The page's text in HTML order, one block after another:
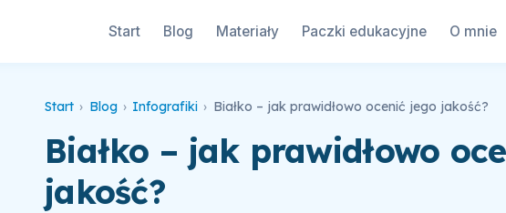
Start Blog Materiały Paczki edukacyjne O mnie
Start › Blog › Infografiki › Białko – jak prawidłowo ocenić jego jakość?
Białko – jak prawidłowo
jakość?